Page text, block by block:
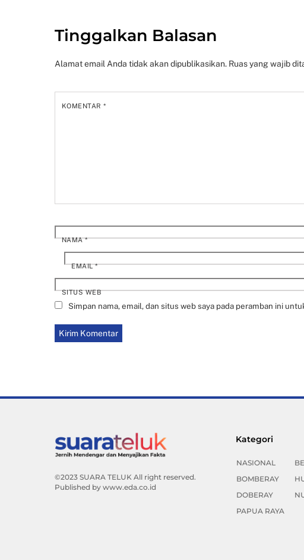
Tinggalkan Balasan
Alamat email Anda tidak akan dipublikasikan. Ruas yang wajib
KOMENTAR*
NAMA*
EMAIL*
SITUS WEB
Simpan nama, email, dan situs web saya pada peramban ini
©2023 SUARA TELUK All right reserved.
Published by www.eda.co.id
Kategori
NASIONAL
BOMBERAY
DOBERAY
PAPUA RAYA